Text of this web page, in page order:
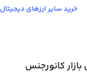
خرید سایر ارزهای دیجیتال
کانورجنس